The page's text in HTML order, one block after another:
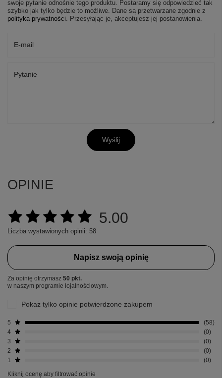
swoje pytanie odnośnie tego produktu. Postaramy się odpowiedzieć tak
szybko jak tylko będzie to możliwe. Dane są przetwarzane zgodnie z
polityką prywatności . Przesyłając je, akceptujesz jej postanowienia.
E-mail
Pytanie
Wyślij
OPINIE
5.00
Liczba wystawionych opinii: 58
Napisz swoją opinię
Za opinię otrzymasz 50 pkt.
w naszym programie lojalnościowym.
Pokaż tylko opinie potwierdzone zakupem
5
58
4
0
3
0
2
0
1
0
Kliknij ocenę aby filtrować opinie